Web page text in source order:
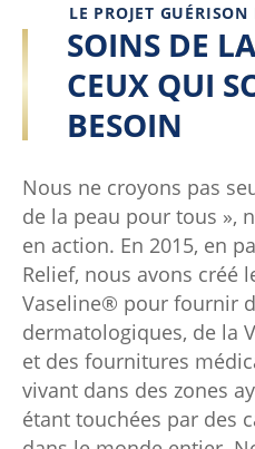
LE PROJET
SOINS DE
CEUX QUI
BESOIN
Nous ne croyons pas
de la peau pour tous »,
en action. En 2015, en
Relief, nous avons créé
Vaseline® pour fournir
dermatologiques, de la
et des fournitures
vivant dans des zones
étant touchées par des